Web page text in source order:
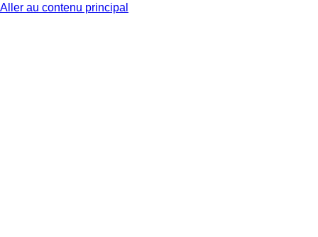
Aller au contenu principal